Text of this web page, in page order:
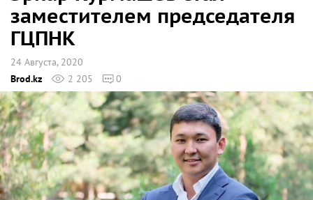
заместителем председателя
ГЦПНК
24 Августа, 2020
Brod.kz
2 205 0